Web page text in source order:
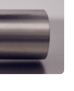
FACHPACK